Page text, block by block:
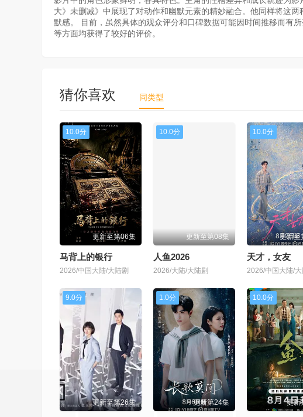
大》未删减》中展现了对动作和幽默元素的精妙融合。他同样将这
默感。 目前，虽然具体的观众评分和口碑数据可能因时间推移而有
等方面均获得了较好的评价。
猜你喜欢 同类型
10.0分
更新至第06集
马背上的银行
2026/中国大陆/大陆剧
10.0分
更新至第08集
人鱼2026
2026/大陆/大陆剧
10.0分
更新至
天才，女友
2026/中国大陆/大
9.0分
更新至第26集
1.0分
更新第24集
10.0分
更新